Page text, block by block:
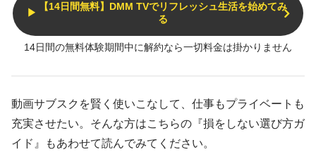
▶
【14日間無料】DMM TVでリフレッシュ生活を始めてみ
る
14日間の無料体験期間中に解約なら一切料金は掛かりません
動画サブスクを賢く使いこなして、仕事もプライベートも
充実させたい。そんな方はこちらの『損をしない選び方ガ
イド』もあわせて読んでみてください。